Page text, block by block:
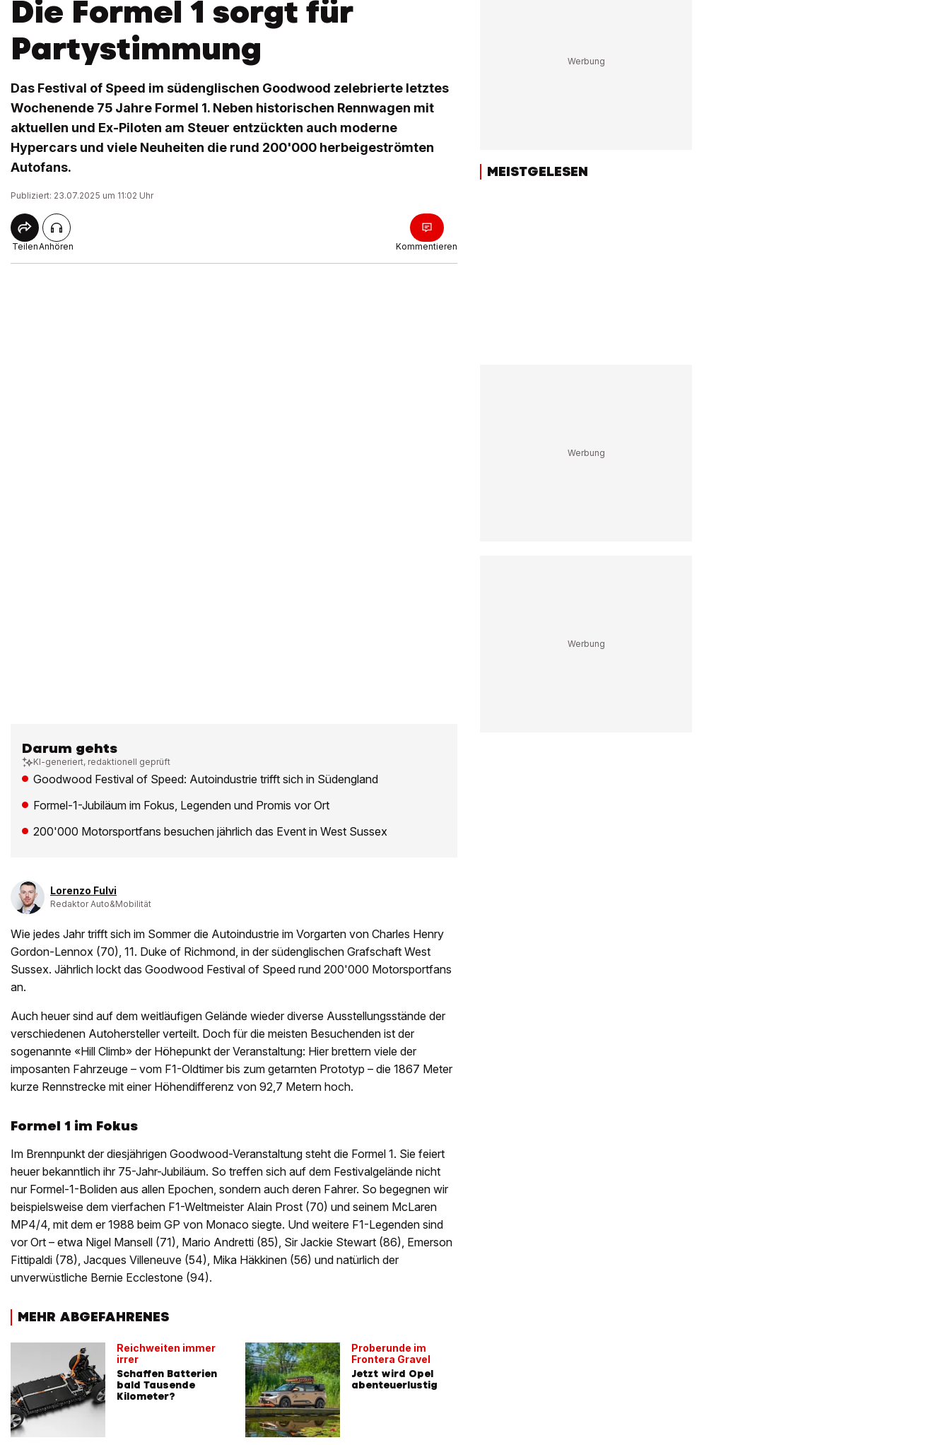
Die Formel 1 sorgt für
Partystimmung
Das Festival of Speed im südenglischen Goodwood zelebrierte letztes
Wochenende 75 Jahre Formel 1. Neben historischen Rennwagen mit
aktuellen und Ex-Piloten am Steuer entzückten auch moderne
Hypercars und viele Neuheiten die rund 200'000 herbeigeströmten
Autofans.
Publiziert: 23.07.2025 um 11:02 Uhr
TeilenAnhören Kommentieren
Darum gehts
KI-generiert, redaktionell geprüft
Goodwood Festival of Speed: Autoindustrie trifft sich in Südengland
Formel-1-Jubiläum im Fokus, Legenden und Promis vor Ort
200'000 Motorsportfans besuchen jährlich das Event in West Sussex
Lorenzo Fulvi
Redaktor Auto&Mobilität
Wie jedes Jahr trifft sich im Sommer die Autoindustrie im Vorgarten von Charles Henry
Gordon-Lennox (70), 11. Duke of Richmond, in der südenglischen Grafschaft West
Sussex. Jährlich lockt das Goodwood Festival of Speed rund 200'000 Motorsportfans
an.
Auch heuer sind auf dem weitläufigen Gelände wieder diverse Ausstellungsstände der
verschiedenen Autohersteller verteilt. Doch für die meisten Besuchenden ist der
sogenannte «Hill Climb» der Höhepunkt der Veranstaltung: Hier brettern viele der
imposanten Fahrzeuge – vom F1-Oldtimer bis zum getarnten Prototyp – die 1867 Meter
kurze Rennstrecke mit einer Höhendifferenz von 92,7 Metern hoch.
Formel 1 im Fokus
Im Brennpunkt der diesjährigen Goodwood-Veranstaltung steht die Formel 1. Sie feiert
heuer bekanntlich ihr 75-Jahr-Jubiläum. So treffen sich auf dem Festivalgelände nicht
nur Formel-1-Boliden aus allen Epochen, sondern auch deren Fahrer. So begegnen wir
beispielsweise dem vierfachen F1-Weltmeister Alain Prost (70) und seinem McLaren
MP4/4, mit dem er 1988 beim GP von Monaco siegte. Und weitere F1-Legenden sind
vor Ort – etwa Nigel Mansell (71), Mario Andretti (85), Sir Jackie Stewart (86), Emerson
Fittipaldi (78), Jacques Villeneuve (54), Mika Häkkinen (56) und natürlich der
unverwüstliche Bernie Ecclestone (94).
MEHR ABGEFAHRENES
Reichweiten immer
irrer
Schaffen Batterien
bald Tausende
Kilometer?
Proberunde im
Frontera Gravel
Jetzt wird Opel
abenteuerlustig
MEISTGELESEN